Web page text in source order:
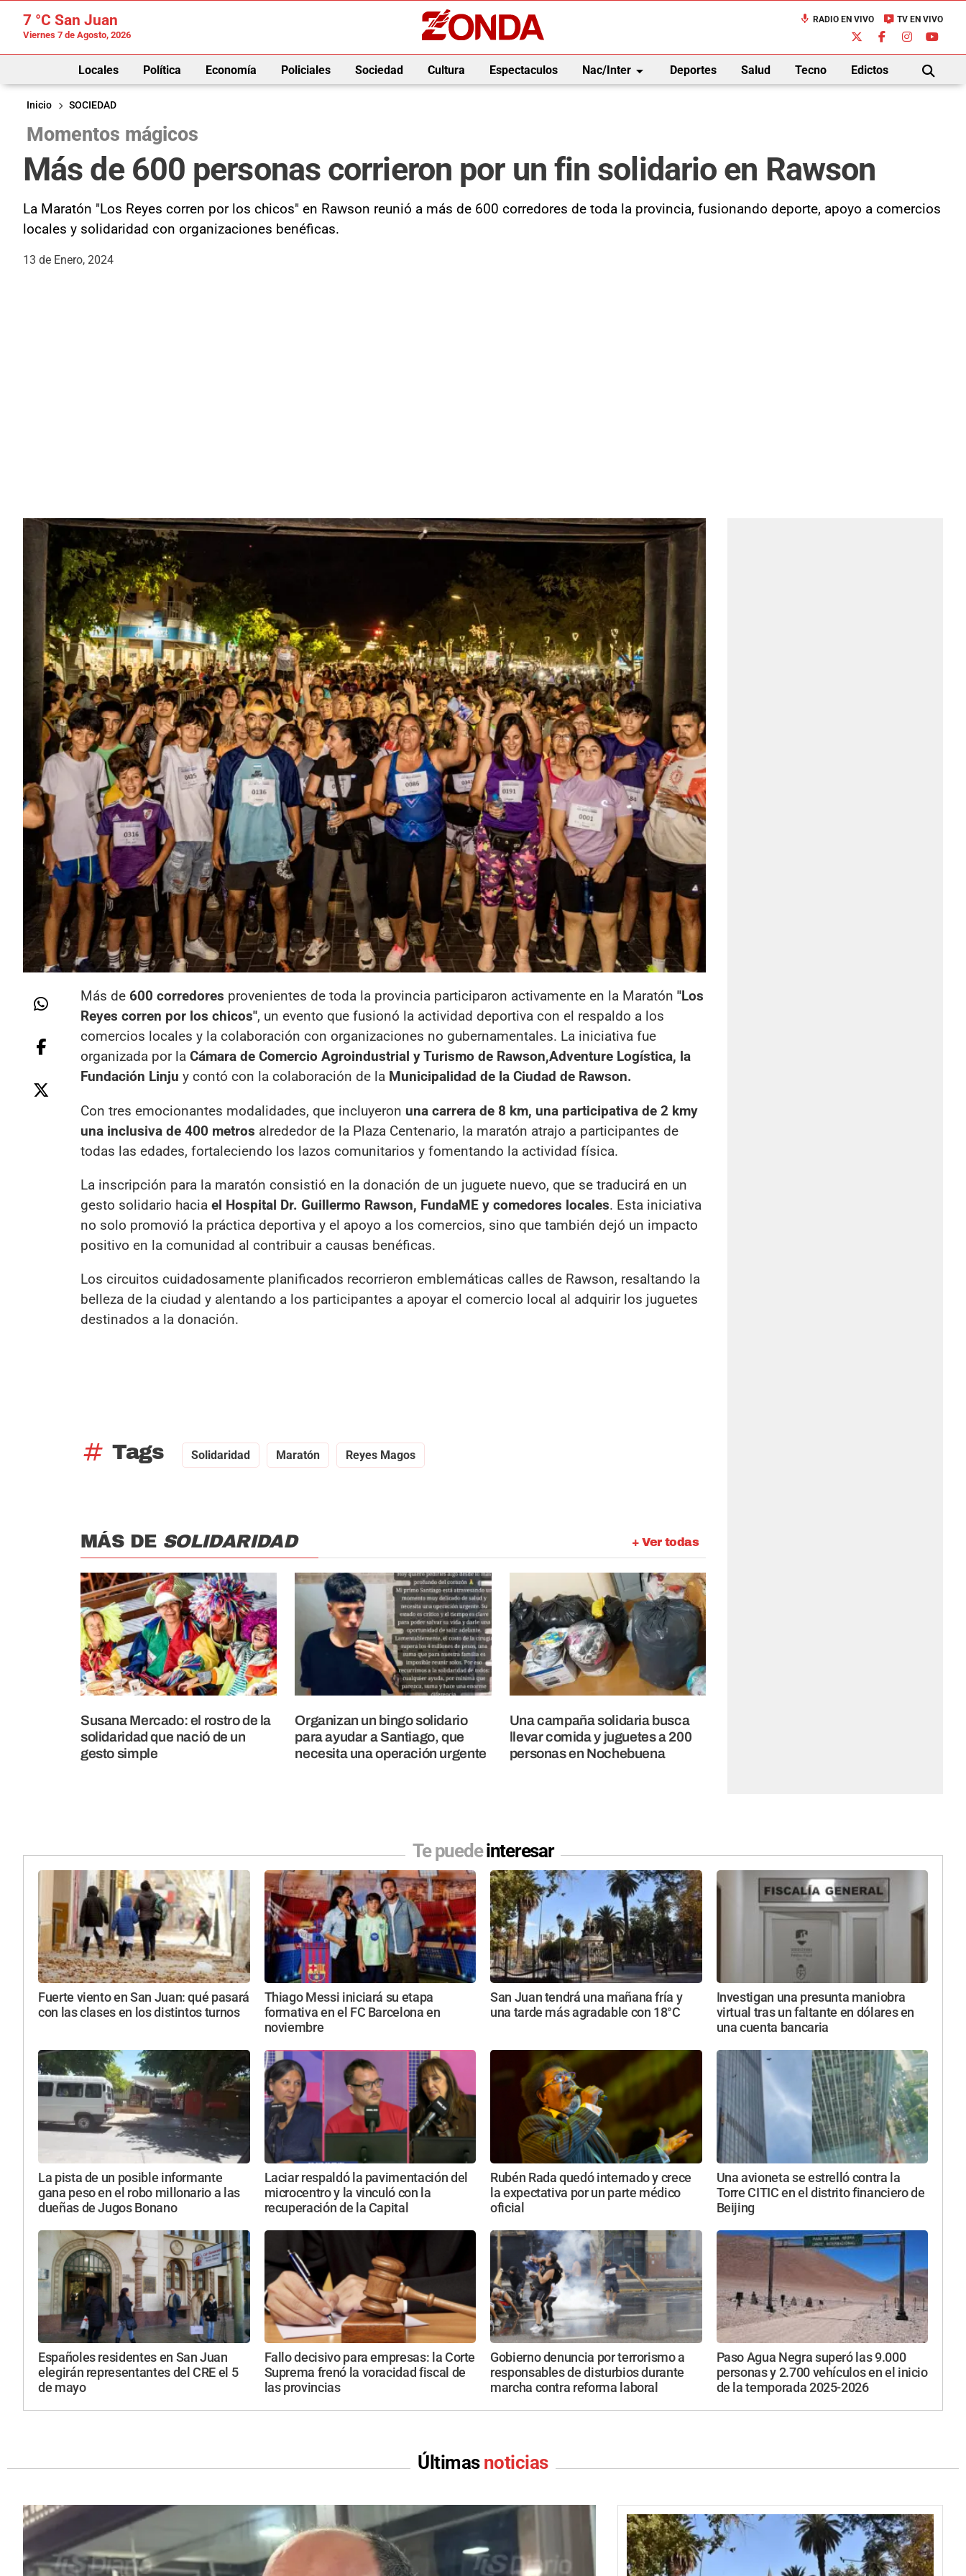
7 °C San Juan
Viernes 7 de Agosto, 2026
mic RADIO EN VIVO live_tv TV EN VIVO
Locales Política Economía Policiales Sociedad Cultura Espectaculos Nac/Interarrow_drop_down Deportes Salud Tecno Edictos
BUSCAR
Inicio
SOCIEDAD
Momentos mágicos
Más de 600 personas corrieron por un fin solidario en Rawson
La Maratón "Los Reyes corren por los chicos" en Rawson reunió a más de 600 corredores de toda la provincia, fusionando deporte, apoyo a comercios
locales y solidaridad con organizaciones benéficas.
13 de Enero, 2024
Más de 600 corredores provenientes de toda la provincia participaron activamente en la Maratón "Los
Reyes corren por los chicos", un evento que fusionó la actividad deportiva con el respaldo a los
comercios locales y la colaboración con organizaciones no gubernamentales. La iniciativa fue
organizada por la Cámara de Comercio Agroindustrial y Turismo de Rawson,Adventure Logística, la
Fundación Linju y contó con la colaboración de la Municipalidad de la Ciudad de Rawson.
Con tres emocionantes modalidades, que incluyeron una carrera de 8 km, una participativa de 2 kmy
una inclusiva de 400 metros alrededor de la Plaza Centenario, la maratón atrajo a participantes de
todas las edades, fortaleciendo los lazos comunitarios y fomentando la actividad física.
La inscripción para la maratón consistió en la donación de un juguete nuevo, que se traducirá en un
gesto solidario hacia el Hospital Dr. Guillermo Rawson, FundaME y comedores locales. Esta iniciativa
no solo promovió la práctica deportiva y el apoyo a los comercios, sino que también dejó un impacto
positivo en la comunidad al contribuir a causas benéficas.
Los circuitos cuidadosamente planificados recorrieron emblemáticas calles de Rawson, resaltando la
belleza de la ciudad y alentando a los participantes a apoyar el comercio local al adquirir los juguetes
destinados a la donación.
tag Tags Solidaridad Maratón Reyes Magos
+ Ver todas
MÁS DE SOLIDARIDAD
Susana Mercado: el rostro de la
solidaridad que nació de un
gesto simple
Organizan un bingo solidario
para ayudar a Santiago, que
necesita una operación urgente
Una campaña solidaria busca
llevar comida y juguetes a 200
personas en Nochebuena
Te puedeinteresar
Fuerte viento en San Juan: qué pasará
con las clases en los distintos turnos
Thiago Messi iniciará su etapa
formativa en el FC Barcelona en
noviembre
San Juan tendrá una mañana fría y
una tarde más agradable con 18°C
Investigan una presunta maniobra
virtual tras un faltante en dólares en
una cuenta bancaria
La pista de un posible informante
gana peso en el robo millonario a las
dueñas de Jugos Bonano
Laciar respaldó la pavimentación del
microcentro y la vinculó con la
recuperación de la Capital
Rubén Rada quedó internado y crece
la expectativa por un parte médico
oficial
Una avioneta se estrelló contra la
Torre CITIC en el distrito financiero de
Beijing
Españoles residentes en San Juan
elegirán representantes del CRE el 5
de mayo
Fallo decisivo para empresas: la Corte
Suprema frenó la voracidad fiscal de
las provincias
Gobierno denuncia por terrorismo a
responsables de disturbios durante
marcha contra reforma laboral
Paso Agua Negra superó las 9.000
personas y 2.700 vehículos en el inicio
de la temporada 2025-2026
Últimas noticias